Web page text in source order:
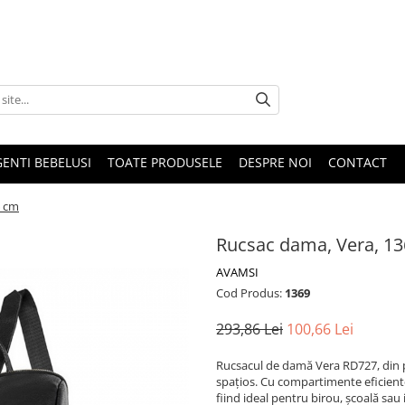
BEBELUSI TOATE PRODUSELE DESPRE NOI CONTACT
cm
Rucsac dama, Vera,
AVAMSI
Cod Produs: 1369
293,86 Lei 100,66 Lei
Rucsacul de damă Vera RD727,
spațios. Cu compartimente
fiind ideal pentru birou, școală sau